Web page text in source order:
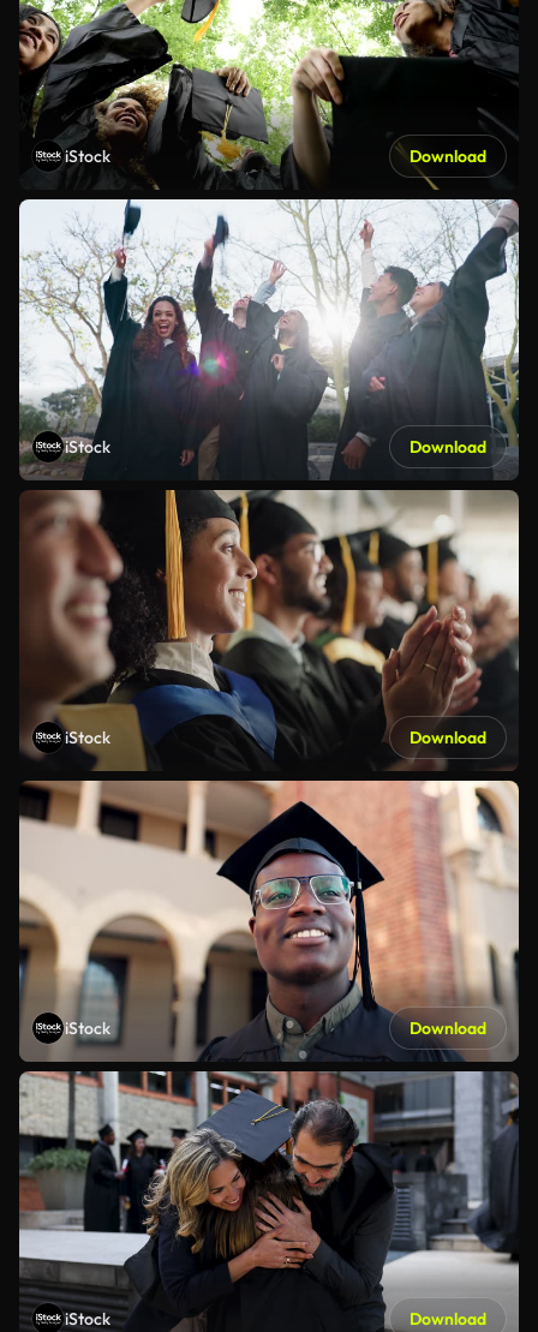
iStock Download
iStock Download
iStock Download
iStock Download
iStock Download